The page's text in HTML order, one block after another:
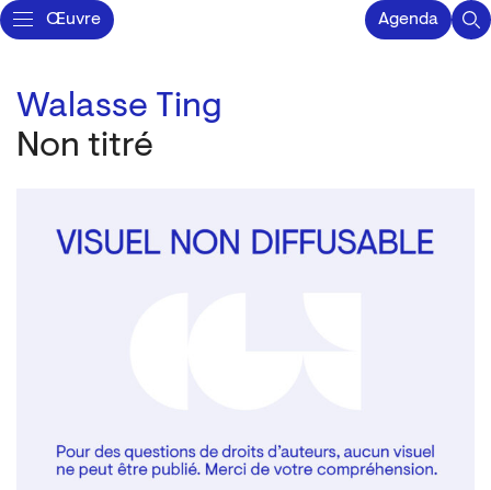
Œuvre Agenda
Walasse Ting
Non titré